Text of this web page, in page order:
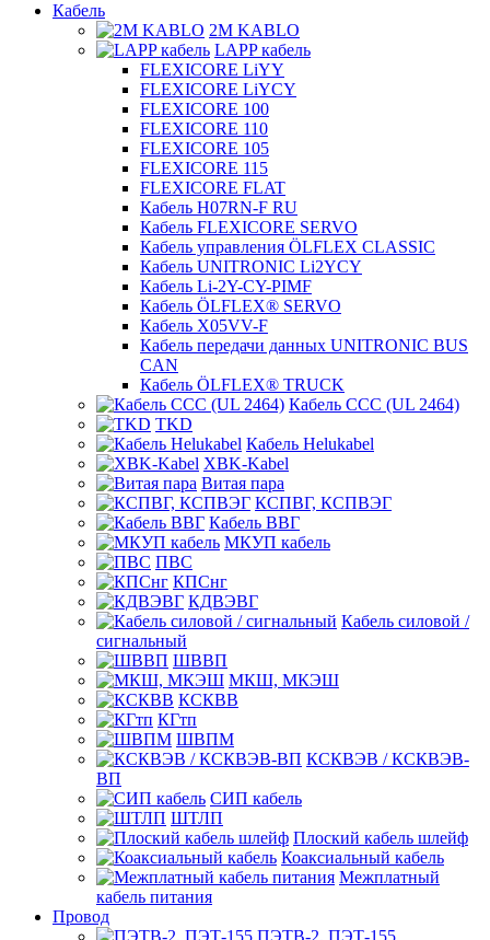
Кабель
2M KABLO
LAPP кабель
FLEXICORE LiYY
FLEXICORE LiYCY
FLEXICORE 100
FLEXICORE 110
FLEXICORE 105
FLEXICORE 115
FLEXICORE FLAT
Кабель H07RN-F RU
Кабель FLEXICORE SERVO
Кабель управления ÖLFLEX CLASSIC
Кабель UNITRONIC Li2YCY
Кабель Li-2Y-CY-PIMF
Кабель ÖLFLEX® SERVO
Кабель X05VV-F
Кабель передачи данных UNITRONIC BUS
CAN
Кабель ÖLFLEX® TRUCK
Кабель CCC (UL 2464)
TKD
Кабель Helukabel
XBK-Kabel
Витая пара
КСПВГ, КСПВЭГ
Кабель ВВГ
МКУП кабель
ПВС
КПСнг
КДВЭВГ
Кабель силовой /
сигнальный
ШВВП
МКШ, МКЭШ
КСКВВ
КГтп
ШВПМ
КСКВЭВ / КСКВЭВ-
ВП
СИП кабель
ШТЛП
Плоский кабель шлейф
Коаксиальный кабель
Межплатный
кабель питания
Провод
ПЭТВ-2, ПЭТ-155